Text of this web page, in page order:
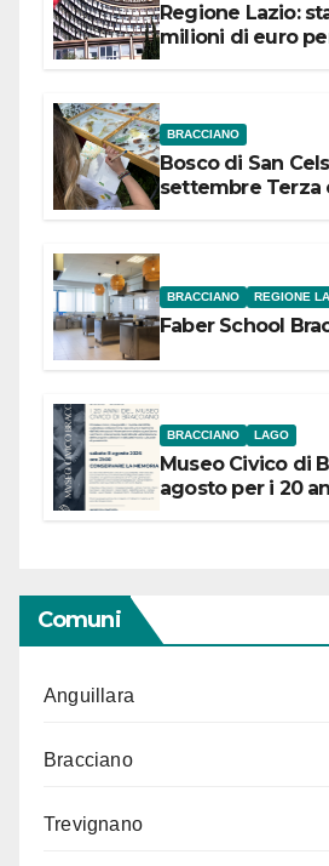
Regione Lazio:
milioni di euro
BRACCIANO
Bosco di San
settembre Terza
BRACCIANO REGIONE
Faber School
BRACCIANO LAGO
Museo Civico di
agosto per i 20
Comuni
Anguillara
Bracciano
Trevignano